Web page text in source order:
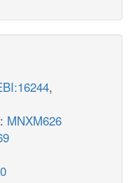
,
MNXM626